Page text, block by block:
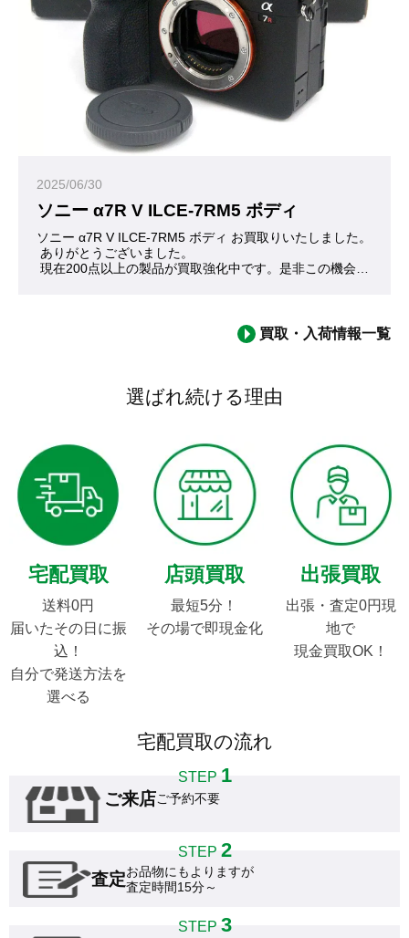
2025/06/30
ソニー α7R V ILCE-7RM5 ボディ
ソニー α7R V ILCE-7RM5 ボディ お買取りいたしました。
ありがとうございました。
現在200点以上の製品が買取強化中です。是非この機会にお問
買取・入荷情報一覧
選ばれ続ける理由
宅配買取
送料0円
届いたその日に振
込！
自分で発送方法を
選べる
店頭買取
最短5分！
その場で即現金化
出張買取
出張・査定0円現
地で
現金買取OK！
宅配買取の流れ
STEP 1
ご来店ご予約不要
STEP 2
査定お品物にもよりますが
査定時間15分～
STEP 3